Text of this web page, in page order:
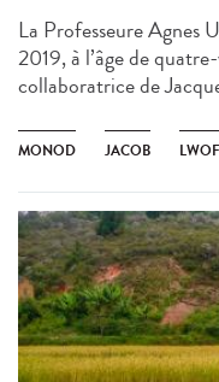
La Professeure Agnes
2019, à l’âge de
collaboratrice de
MONOD JACOB